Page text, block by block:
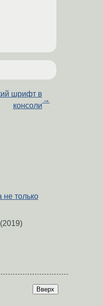
шрифт в
консоли
→
не только
Вверх